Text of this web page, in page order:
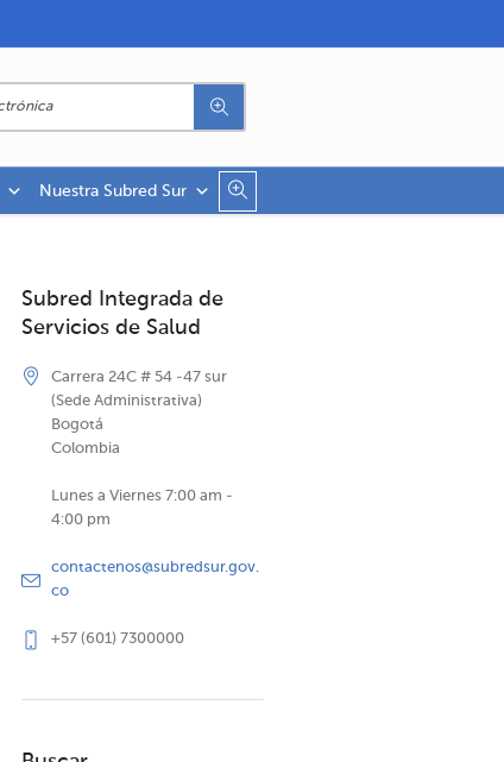
Nuestra Subred Sur
Subred Integrada de
Servicios de Salud
Carrera 24C # 54 -47 sur
(Sede Administrativa)
Bogotá
Colombia
Lunes a Viernes 7:00 am -
4:00 pm
contactenos@subredsur.gov.
co
+57 (601) 7300000